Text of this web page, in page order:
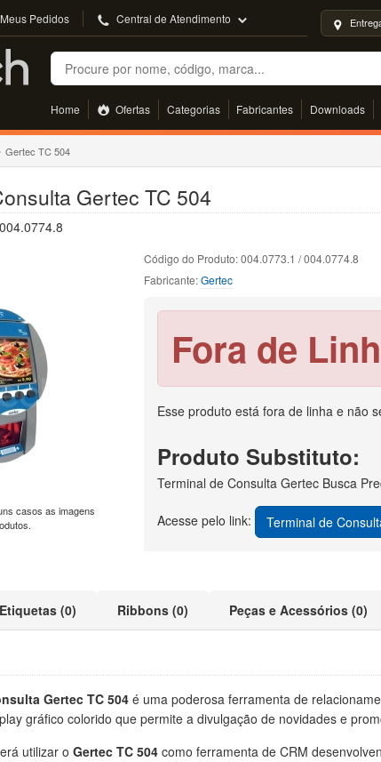
Meus Pedidos Central de Atendimento
Buscar
Home Ofertas Categorias Fabricantes Downloads
Gertec TC 504
Gertec TC 504
casos as imagens
Código do Produto: 004.0773.1 / 004.0774.8
Fabricante:Gertec
Fora de
Esse produto está fora de linha e não
Produto Substituto:
Terminal de Consulta Gertec Busca
Acesse pelo link: Terminal de
Etiquetas (0) Ribbons (0) Peças e Acessórios (0)
Gertec TC 504é uma poderosa ferramenta de
gráfico colorido que permite a divulgação de novidades e
utilizar oGertec TC 504 como ferramenta de CRM